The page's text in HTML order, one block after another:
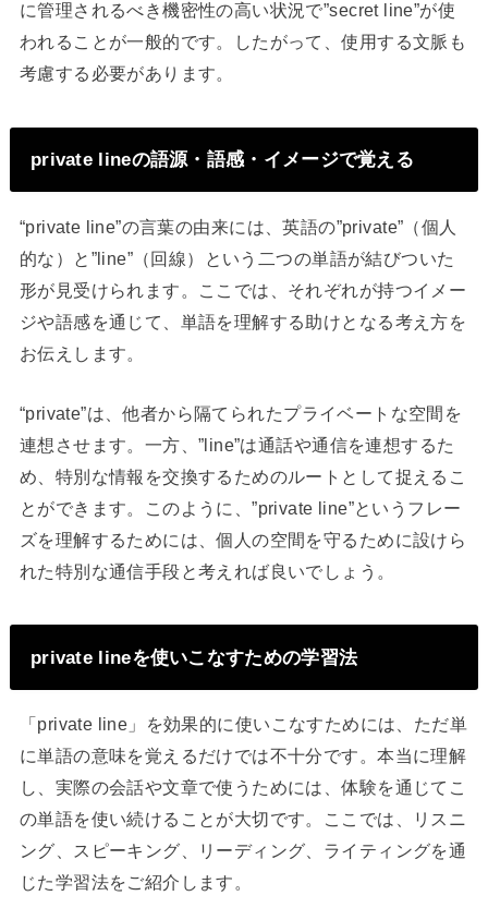
に管理されるべき機密性の高い状況で”secret line”が使
われることが一般的です。したがって、使用する文脈も
考慮する必要があります。
private lineの語源・語感・イメージで覚える
“private line”の言葉の由来には、英語の”private”（個人
的な）と”line”（回線）という二つの単語が結びついた
形が見受けられます。ここでは、それぞれが持つイメー
ジや語感を通じて、単語を理解する助けとなる考え方を
お伝えします。
“private”は、他者から隔てられたプライベートな空間を
連想させます。一方、”line”は通話や通信を連想するた
め、特別な情報を交換するためのルートとして捉えるこ
とができます。このように、”private line”というフレー
ズを理解するためには、個人の空間を守るために設けら
れた特別な通信手段と考えれば良いでしょう。
private lineを使いこなすための学習法
「private line」を効果的に使いこなすためには、ただ単
に単語の意味を覚えるだけでは不十分です。本当に理解
し、実際の会話や文章で使うためには、体験を通じてこ
の単語を使い続けることが大切です。ここでは、リスニ
ング、スピーキング、リーディング、ライティングを通
じた学習法をご紹介します。